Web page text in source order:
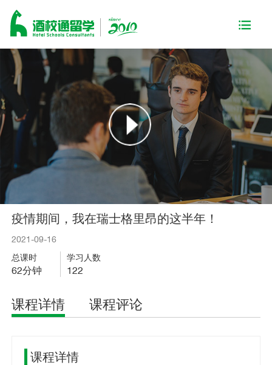
疫情期间，我在瑞士格里昂的这半年！
2021-09-16
总课时
62分钟
学习人数
122
课程详情 课程评论
课程详情